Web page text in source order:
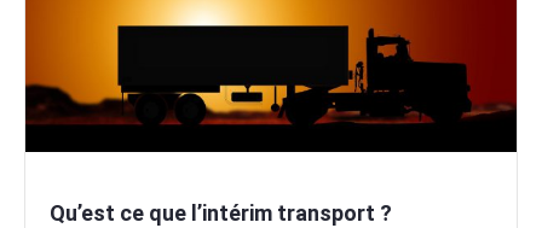
Qu’est ce que l’intérim transport ?